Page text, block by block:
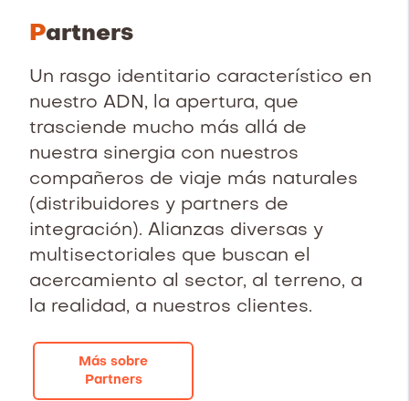
Partners
Un rasgo identitario característico en
nuestro ADN, la apertura, que
trasciende mucho más allá de
nuestra sinergia con nuestros
compañeros de viaje más naturales
(distribuidores y partners de
integración). Alianzas diversas y
multisectoriales que buscan el
acercamiento al sector, al terreno, a
la realidad, a nuestros clientes.
Más sobre
Partners